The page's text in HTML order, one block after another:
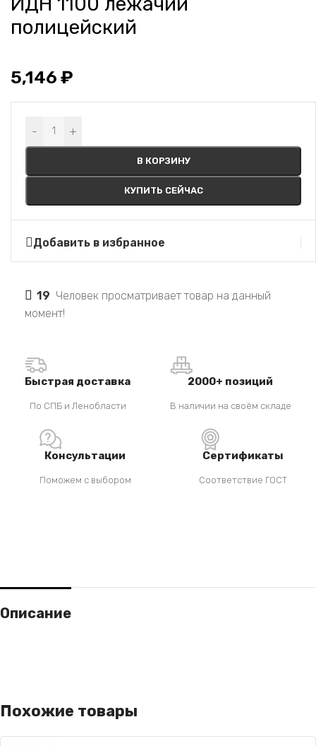
полицейский
5,146 ₽
- +
В КОРЗИНУ
КУПИТЬ СЕЙЧАС
Alternative:
Добавить в избранное
19 Человек просматривает товар на данный
момент!
Быстрая доставка
По СПБ и Ленобласти
2000+ позиций
В наличии на своём складе
Консультации
Поможем с выбором
Сертификаты
Соответствие ГОСТ
Описание
Похожие товары